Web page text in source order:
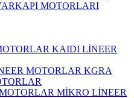
MOTORLARI
KAIDI LİNEER
KGRA
MİKRO LİNEER